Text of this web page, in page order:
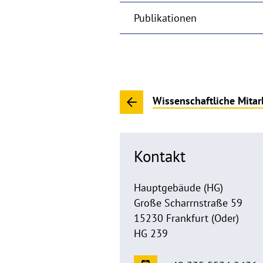
Publikationen
Wissenschaftliche
Kontakt
Hauptgebäude (HG)
Große Scharrnstraße 59
15230 Frankfurt (Oder)
HG 239